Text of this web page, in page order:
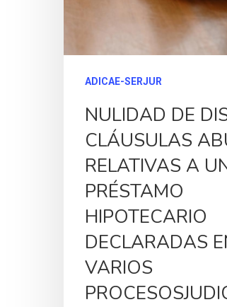
ADICAE-SERJUR
NULIDAD DE
CLÁUSULAS
RELATIVAS A
PRÉSTAMO
HIPOTECARIO
DECLARADAS
VARIOS